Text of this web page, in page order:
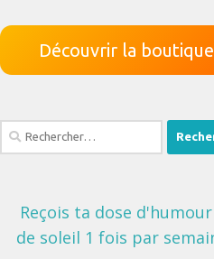
Découvrir la boutique
Rechercher :